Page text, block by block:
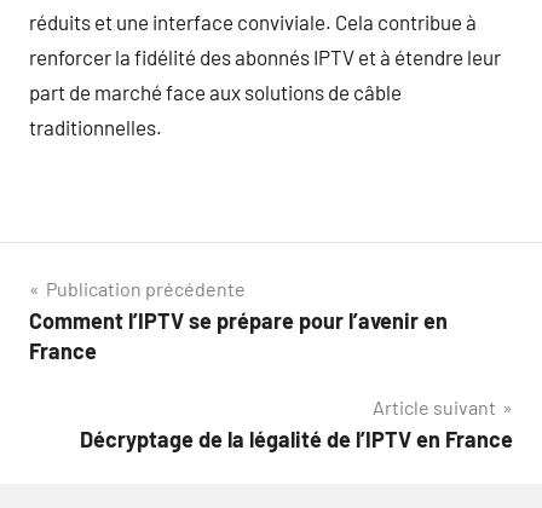
réduits et une interface conviviale. Cela contribue à
renforcer la fidélité des abonnés IPTV et à étendre leur
part de marché face aux solutions de câble
traditionnelles.
Navigation
de
Publication précédente
Comment l’IPTV se prépare pour l’avenir en
France
Article suivant
Décryptage de la légalité de l’IPTV en France